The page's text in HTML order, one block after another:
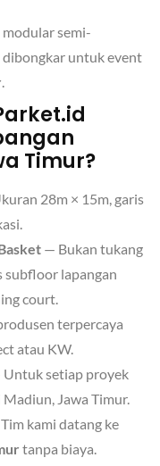
semi-
dibongkar untuk event
.
Timur?
28m × 15m, garis
— Bukan tukang
subfloor lapangan
court.
terpercaya
atau KW.
setiap proyek
Madiun, Jawa Timur.
kami datang ke
tanpa biaya.